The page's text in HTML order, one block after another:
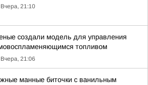
Вчера, 21:10
создали модель для управления
топливом
Вчера, 21:06
манные биточки с ванильным